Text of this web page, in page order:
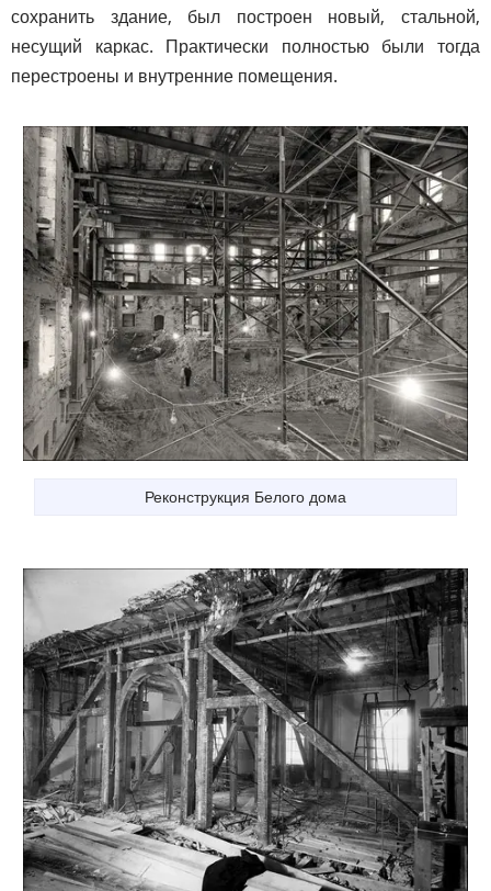
сохранить здание, был построен новый, стальной,
несущий каркас. Практически полностью были тогда
перестроены и внутренние помещения.
Реконструкция Белого дома